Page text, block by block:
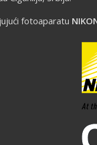
fotoaparatu